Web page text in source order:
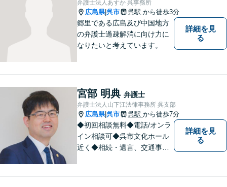
弁護士法人あすか 呉事務所
広島県|呉市 呉駅 から徒歩3分
郷里である広島及び中国地方
の弁護士過疎解消に向け力に
なりたいと考えています。
詳細を見
る
宮部 明典 弁護士
弁護士法人山下江法律事務所 呉支部
広島県|呉市 呉駅 から徒歩7分
◆初回相談無料◆電話/オンラ
イン相談可◆呉市文化ホール
近く◆相続・遺言、交通事
詳細を見
る